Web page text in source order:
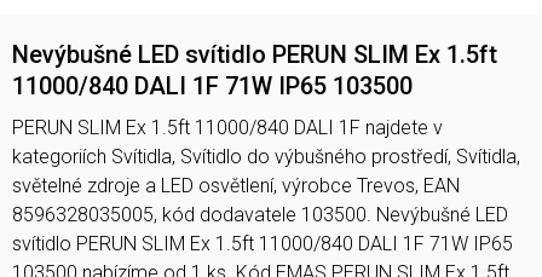
Nevýbušné LED svítidlo PERUN SLIM Ex 1.5ft
11000/840 DALI 1F 71W IP65 103500
PERUN SLIM Ex 1.5ft 11000/840 DALI 1F najdete v
kategoriích Svítidla, Svítidlo do výbušného prostředí, Svítidla,
světelné zdroje a LED osvětlení, výrobce Trevos, EAN
8596328035005, kód dodavatele 103500. Nevýbušné LED
svítidlo PERUN SLIM Ex 1.5ft 11000/840 DALI 1F 71W IP65